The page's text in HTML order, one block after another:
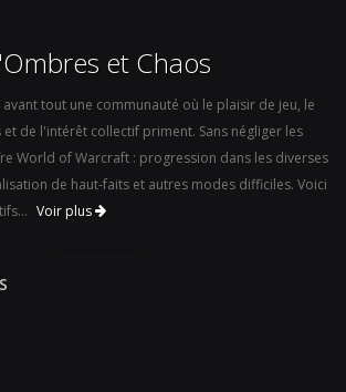
et Chaos
tout une communauté où le plaisir de jeu, le
de l'intérêt collectif priment. Sans négliger les
World of Warcraft : progression dans les diverses
de haut-faits et autres modes difficiles. Voici
Voir plus